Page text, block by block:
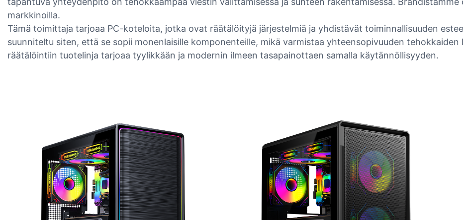
markkinoilla.
Tämä toimittaja tarjoaa PC-koteloita, jotka ovat räätälöityjä järjestelmiä ja yhdistävät toiminnallisuuden
suunniteltu siten, että se sopii monenlaisille komponenteille, mikä varmistaa yhteensopivuuden tehokkaiden
räätälöintiin tuotelinja tarjoaa tyylikkään ja modernin ilmeen tasapainottaen samalla käytännöllisyyden.